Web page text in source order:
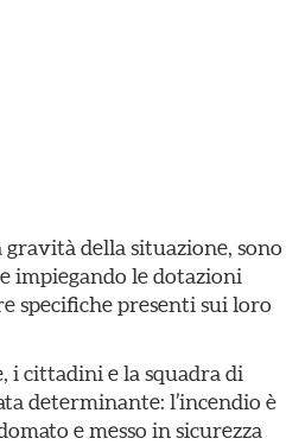
della situazione, sono
impiegando le dotazioni
specifiche presenti sui loro
i cittadini e la squadra di
determinante: l’incendio è
e messo in sicurezza